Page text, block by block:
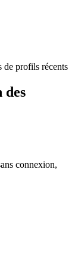
de profils récents
connexion,